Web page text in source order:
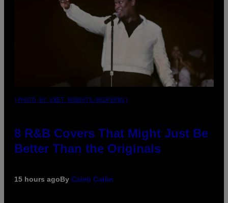
(PHOTO BY EBET ROBERTS/REDFERNS)
8 R&B Covers That Might Just Be
Better Than the Originals
15 hours agoBy Caleb Catlin